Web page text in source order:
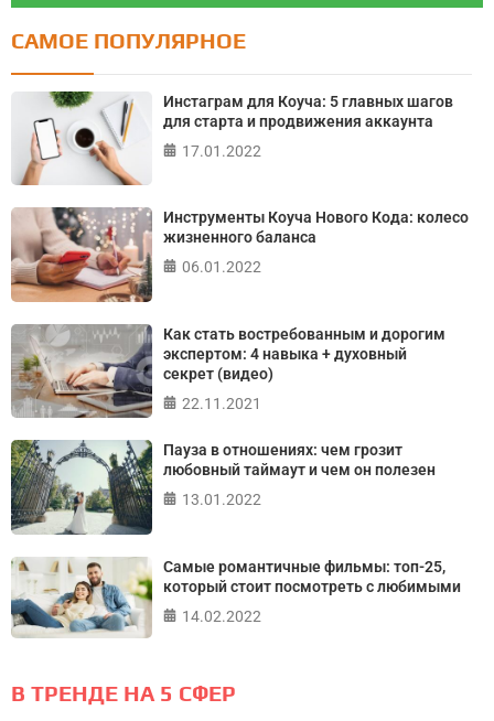
Тест: Социотип Личности
Тест на определение социотипа по методике Е.
Филатовой
САМОЕ ПОПУЛЯРНОЕ
Инстаграм для Коуча: 5 главных шагов
для старта и продвижения аккаунта
17.01.2022
Инструменты Коуча Нового Кода: колесо
жизненного баланса
06.01.2022
Как стать востребованным и дорогим
экспертом: 4 навыка + духовный
секрет (видео)
22.11.2021
Пауза в отношениях: чем грозит
любовный таймаут и чем он полезен
13.01.2022
Самые романтичные фильмы: топ-25,
который стоит посмотреть с любимыми
14.02.2022
В ТРЕНДЕ НА 5 СФЕР